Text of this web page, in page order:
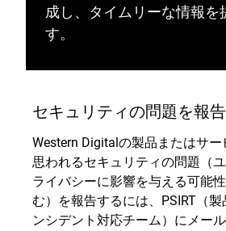
成し、タイムリーな情報を
す。
セキュリティの問題を報
Western Digitalの製品またはサー
思われるセキュリティの問題（
ライバシーに影響を与える可能
む）を報告するには、PSIRT（
ンシデント対応チーム）にメール